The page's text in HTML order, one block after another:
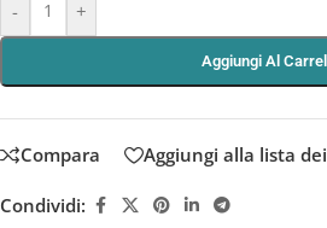
- +
Aggiungi Al
Compara Aggiungi alla lista
Condividi: